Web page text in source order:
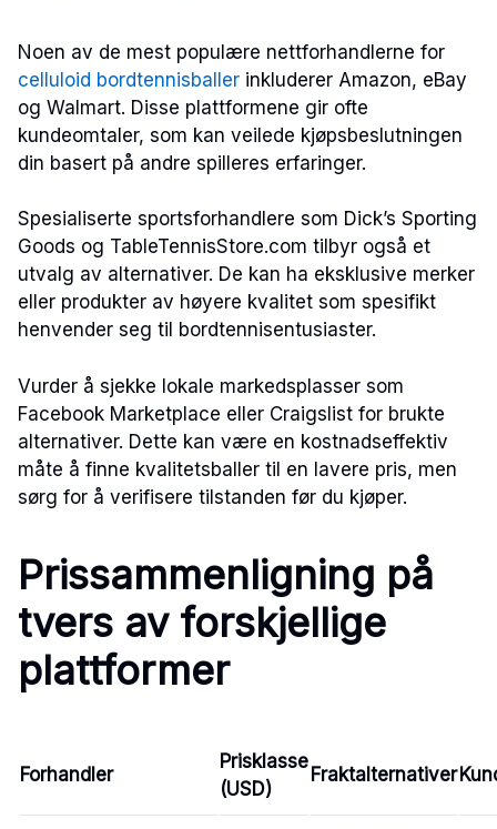
Noen av de mest populære nettforhandlerne for
celluloid bordtennisballer inkluderer Amazon, eBay
og Walmart. Disse plattformene gir ofte
kundeomtaler, som kan veilede kjøpsbeslutningen
din basert på andre spilleres erfaringer.
Spesialiserte sportsforhandlere som Dick’s Sporting
Goods og TableTennisStore.com tilbyr også et
utvalg av alternativer. De kan ha eksklusive merker
eller produkter av høyere kvalitet som spesifikt
henvender seg til bordtennisentusiaster.
Vurder å sjekke lokale markedsplasser som
Facebook Marketplace eller Craigslist for brukte
alternativer. Dette kan være en kostnadseffektiv
måte å finne kvalitetsballer til en lavere pris, men
sørg for å verifisere tilstanden før du kjøper.
Prissammenligning på
tvers av forskjellige
plattformer
Forhandler
Prisklasse
(USD)
Fraktalternativer